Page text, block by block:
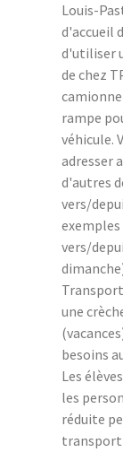
Louis-
d'accueil
d'utiliser
de chez
rampe
véhicule.
adresser
d'autres
vers/
vers/
une
besoins
Les
les
réduite
transport